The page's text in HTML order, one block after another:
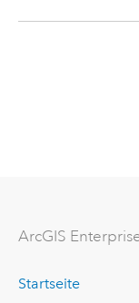
ArcGIS
Startseite